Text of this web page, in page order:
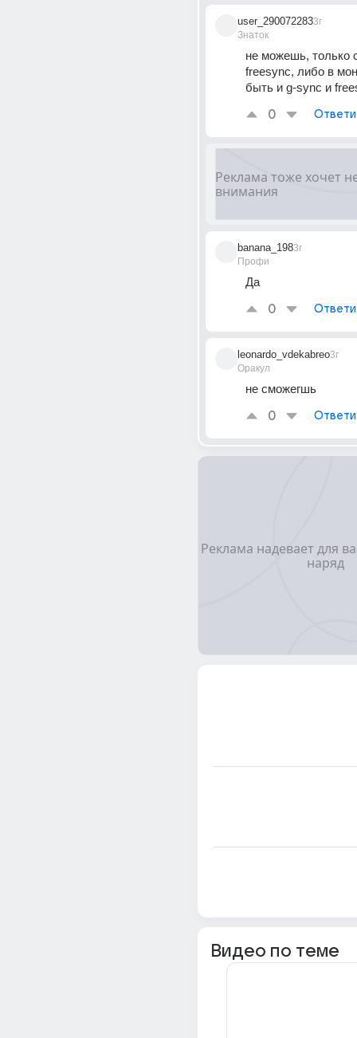
user_290072283
Знаток
3г
не можешь, только
freesync, либо в
быть и g-sync и
0
banana_198
Профи
3г
Да
0
leonardo_vdekabreo
Оракул
3г
не сможегшь
0
Видео по теме